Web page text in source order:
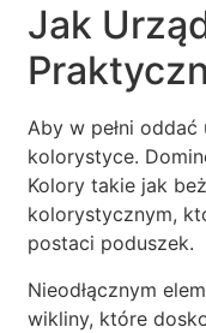
Jak
Aby w pełni
kolorystyce.
Kolory takie jak
kolorystycznym,
postaci poduszek.
Nieodłącznym
wikliny, które